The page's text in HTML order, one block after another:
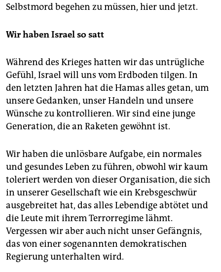
Selbstmord begehen zu müssen, hier und jetzt.
Wir haben Israel so satt
Während des Krieges hatten wir das untrügliche
Gefühl, Israel will uns vom Erdboden tilgen. In
den letzten Jahren hat die Hamas alles getan, um
unsere Gedanken, unser Handeln und unsere
Wünsche zu kontrollieren. Wir sind eine junge
Generation, die an Raketen gewöhnt ist.
Wir haben die unlösbare Aufgabe, ein normales
und gesundes Leben zu führen, obwohl wir kaum
toleriert werden von dieser Organisation, die sich
in unserer Gesellschaft wie ein Krebsgeschwür
ausgebreitet hat, das alles Lebendige abtötet und
die Leute mit ihrem Terrorregime lähmt.
Vergessen wir aber auch nicht unser Gefängnis,
das von einer sogenannten demokratischen
Regierung unterhalten wird.